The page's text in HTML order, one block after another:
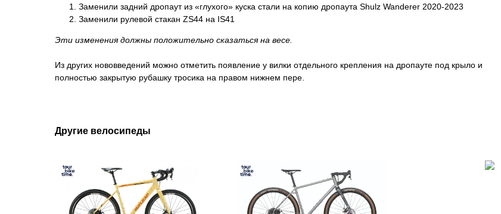
Заменили задний дропаут из «глухого» куска стали на копию дропаута Shulz Wanderer 2020-2023
Заменили рулевой стакан ZS44 на IS41
Эти изменения должны положительно сказаться на весе.
Из других нововведений можно отметить появление у вилки отдельного крепления на дропауте под крыло и
полностью закрытую рубашку тросика на правом нижнем пере.
Другие велосипеды